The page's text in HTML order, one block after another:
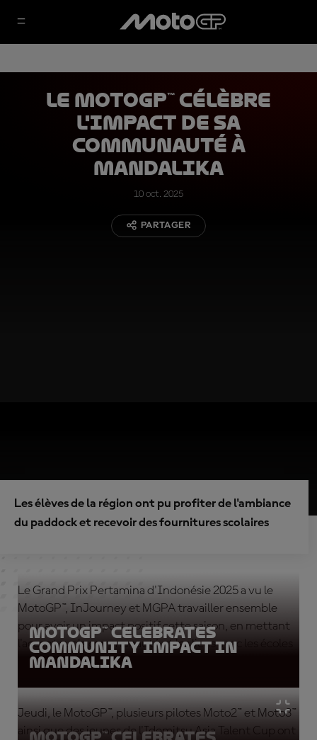
Le MotoGP™ célèbre
l'impact de sa
communauté à
Mandalika
10 oct. 2025
PARTAGER
Les élèves de la région ont pu profiter de l'ambiance
du paddock et recevoir des fournitures scolaires
Le Grand Prix Pertamina d'Indonésie 2025 a vu le
MotoGP™, InJourney et MGPA travailler ensemble
pour avoir un impact positif cette saison, en mettant
l'accent sur la communauté et les liens avec les écoles
locales.
MotoGP™ celebrates
community impact in
Mandalika
Jeudi, le MotoGP™, plusieurs pilotes Moto2™ et Moto3™
ainsi que des jeunes de l'Idemitsu Asia Talent Cup ont